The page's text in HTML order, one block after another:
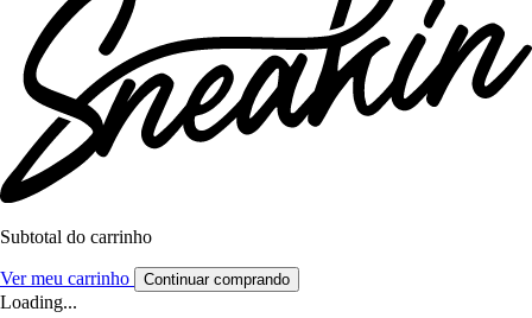
Subtotal do carrinho
Ver meu carrinho Continuar comprando
Loading...